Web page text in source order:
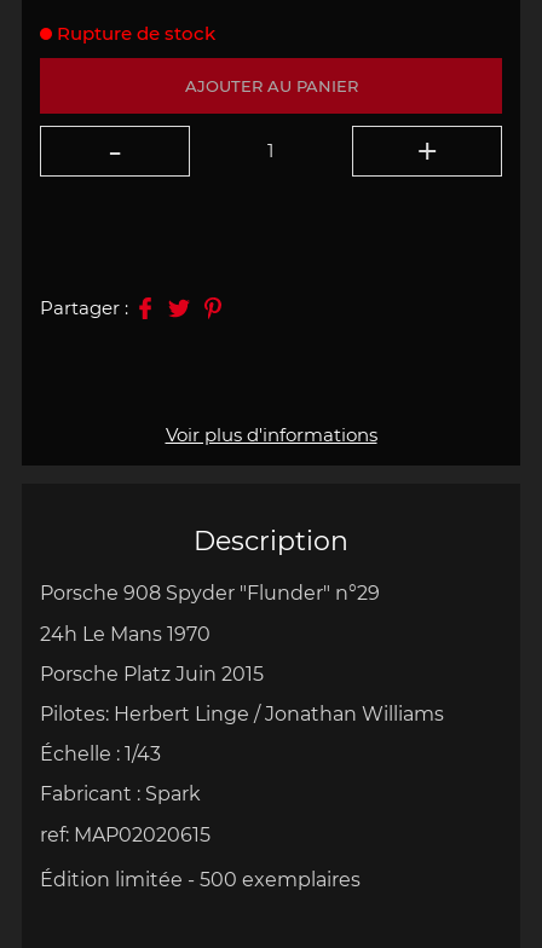
Description
Porsche 908 Spyder "Flunder" n°29
24h Le Mans 1970
Porsche Platz Juin 2015
Pilotes: Herbert Linge / Jonathan Williams
Échelle : 1/43
Fabricant : Spark
ref: MAP02020615
Édition limitée - 500 exemplaires
Voir plus d'informations
AJOUTER AU PANIER
Rupture de stock
Partager :